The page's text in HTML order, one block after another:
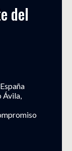
del
Ávila,